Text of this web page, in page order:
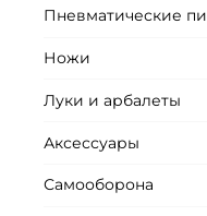
Пневматические
Ножи
Луки и арбалеты
Аксессуары
Самооборона